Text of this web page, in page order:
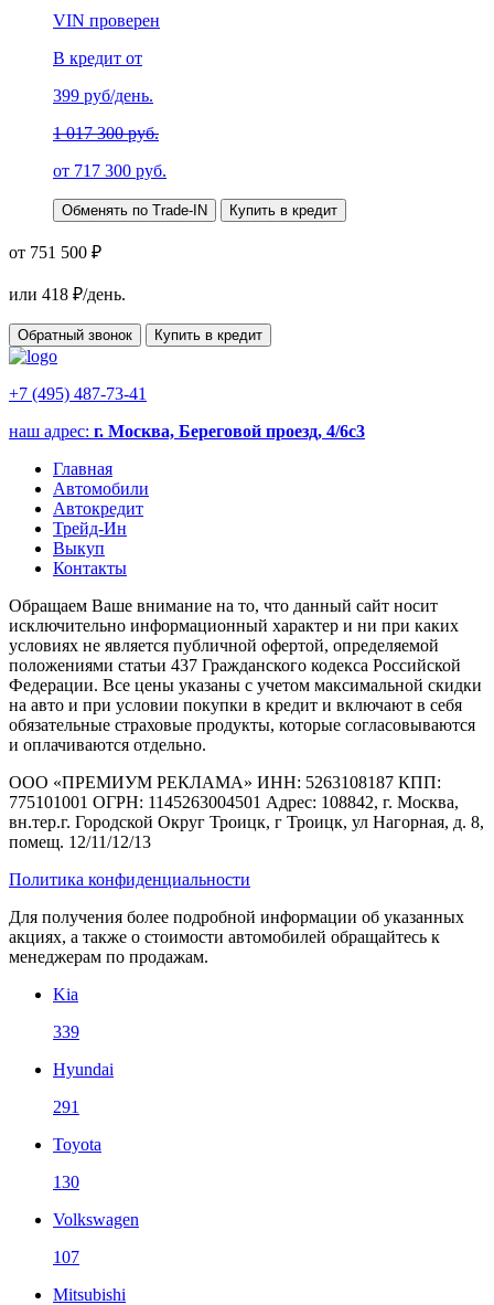
VIN проверен
В кредит от
399 руб/день.
1 017 300 руб.
от 717 300 руб.
Обменять по Trade-IN Купить в кредит
от 751 500 ₽
или 418 ₽/день.
Обратный звонок Купить в кредит
+7 (495) 487-73-41
наш адрес: г. Москва, Береговой проезд, 4/6с3
Главная
Автомобили
Автокредит
Трейд-Ин
Выкуп
Контакты
Обращаем Ваше внимание на то, что данный сайт носит
исключительно информационный характер и ни при каких
условиях не является публичной офертой, определяемой
положениями статьи 437 Гражданского кодекса Российской
Федерации. Все цены указаны с учетом максимальной скидки
на авто и при условии покупки в кредит и включают в себя
обязательные страховые продукты, которые согласовываются
и оплачиваются отдельно.
ООО «ПРЕМИУМ РЕКЛАМА» ИНН: 5263108187 КПП:
775101001 ОГРН: 1145263004501 Адрес: 108842, г. Москва,
вн.тер.г. Городской Округ Троицк, г Троицк, ул Нагорная, д. 8,
помещ. 12/11/12/13
Политика конфиденциальности
Для получения более подробной информации об указанных
акциях, а также о стоимости автомобилей обращайтесь к
менеджерам по продажам.
Kia
339
Hyundai
291
Toyota
130
Volkswagen
107
Mitsubishi